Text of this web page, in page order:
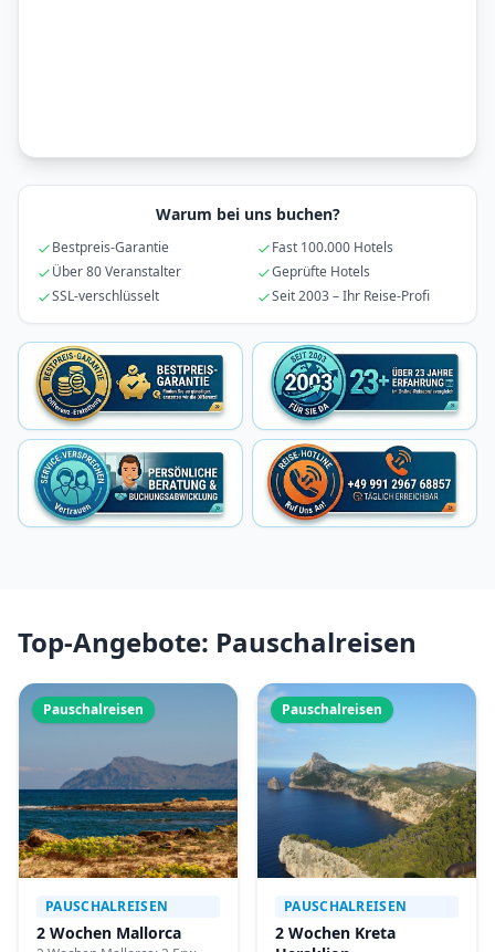
Warum bei uns buchen?
Bestpreis-Garantie
Fast 100.000 Hotels
Über 80 Veranstalter
Geprüfte Hotels
SSL-verschlüsselt
Seit 2003 – Ihr Reise-Profi
Top-Angebote: Pauschalreisen
Pauschalreisen
PAUSCHALREISEN
2 Wochen Mallorca
Pauschalreisen
PAUSCHALREISEN
2 Wochen Kreta